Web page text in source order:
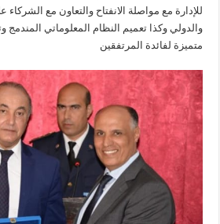
للإدارة مع مواصلة الانفتاح والتعاون مع
والدولي وكذا تعميم النظام المعلوماتي المندمج
متميزة لفائدة المرتفقين